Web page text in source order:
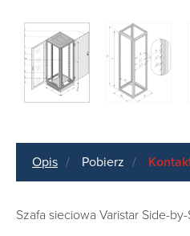
Opis Pobierz
Szafa sieciowa Varistar Side-